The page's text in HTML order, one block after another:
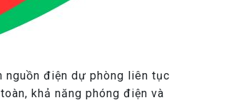
nguồn điện dự phòng liên tục
khả năng phóng điện và